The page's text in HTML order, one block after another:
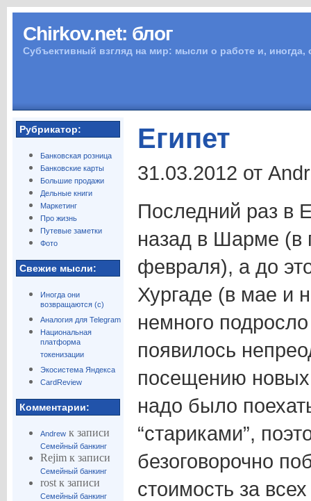
Chirkov.net: блог
Субъективный взгляд на мир: мысли о работе и,
Рубрикатор:
Банковская розница
Банковские карты
Большие продажи
Дельные книги
Маркетинг
Про жизнь
Путевые заметки
Фото
Свежие мысли:
Иногда они
возвращаются (с)
Аналогия для Telegram
Национальная
платформа
токенизации
Экосистема Яндекса
CardReview
Комментарии:
Andrewк записи
Семейный банкинг
Rejimк записи
Семейный банкинг
rostк записи
Семейный банкинг
Египет
31.03.2012 от
Последний раз в
назад в Шарме (в
февраля), а до
Хургаде (в мае и
немного
появилось
посещению новых
надо было
“стариками”,
безоговорочно
стоимость за